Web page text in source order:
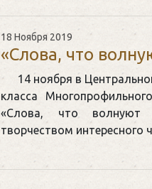
18 Ноября 2019
«Слова, что
14 ноября в
класса
«Слова, что волнуют
творчеством интересного